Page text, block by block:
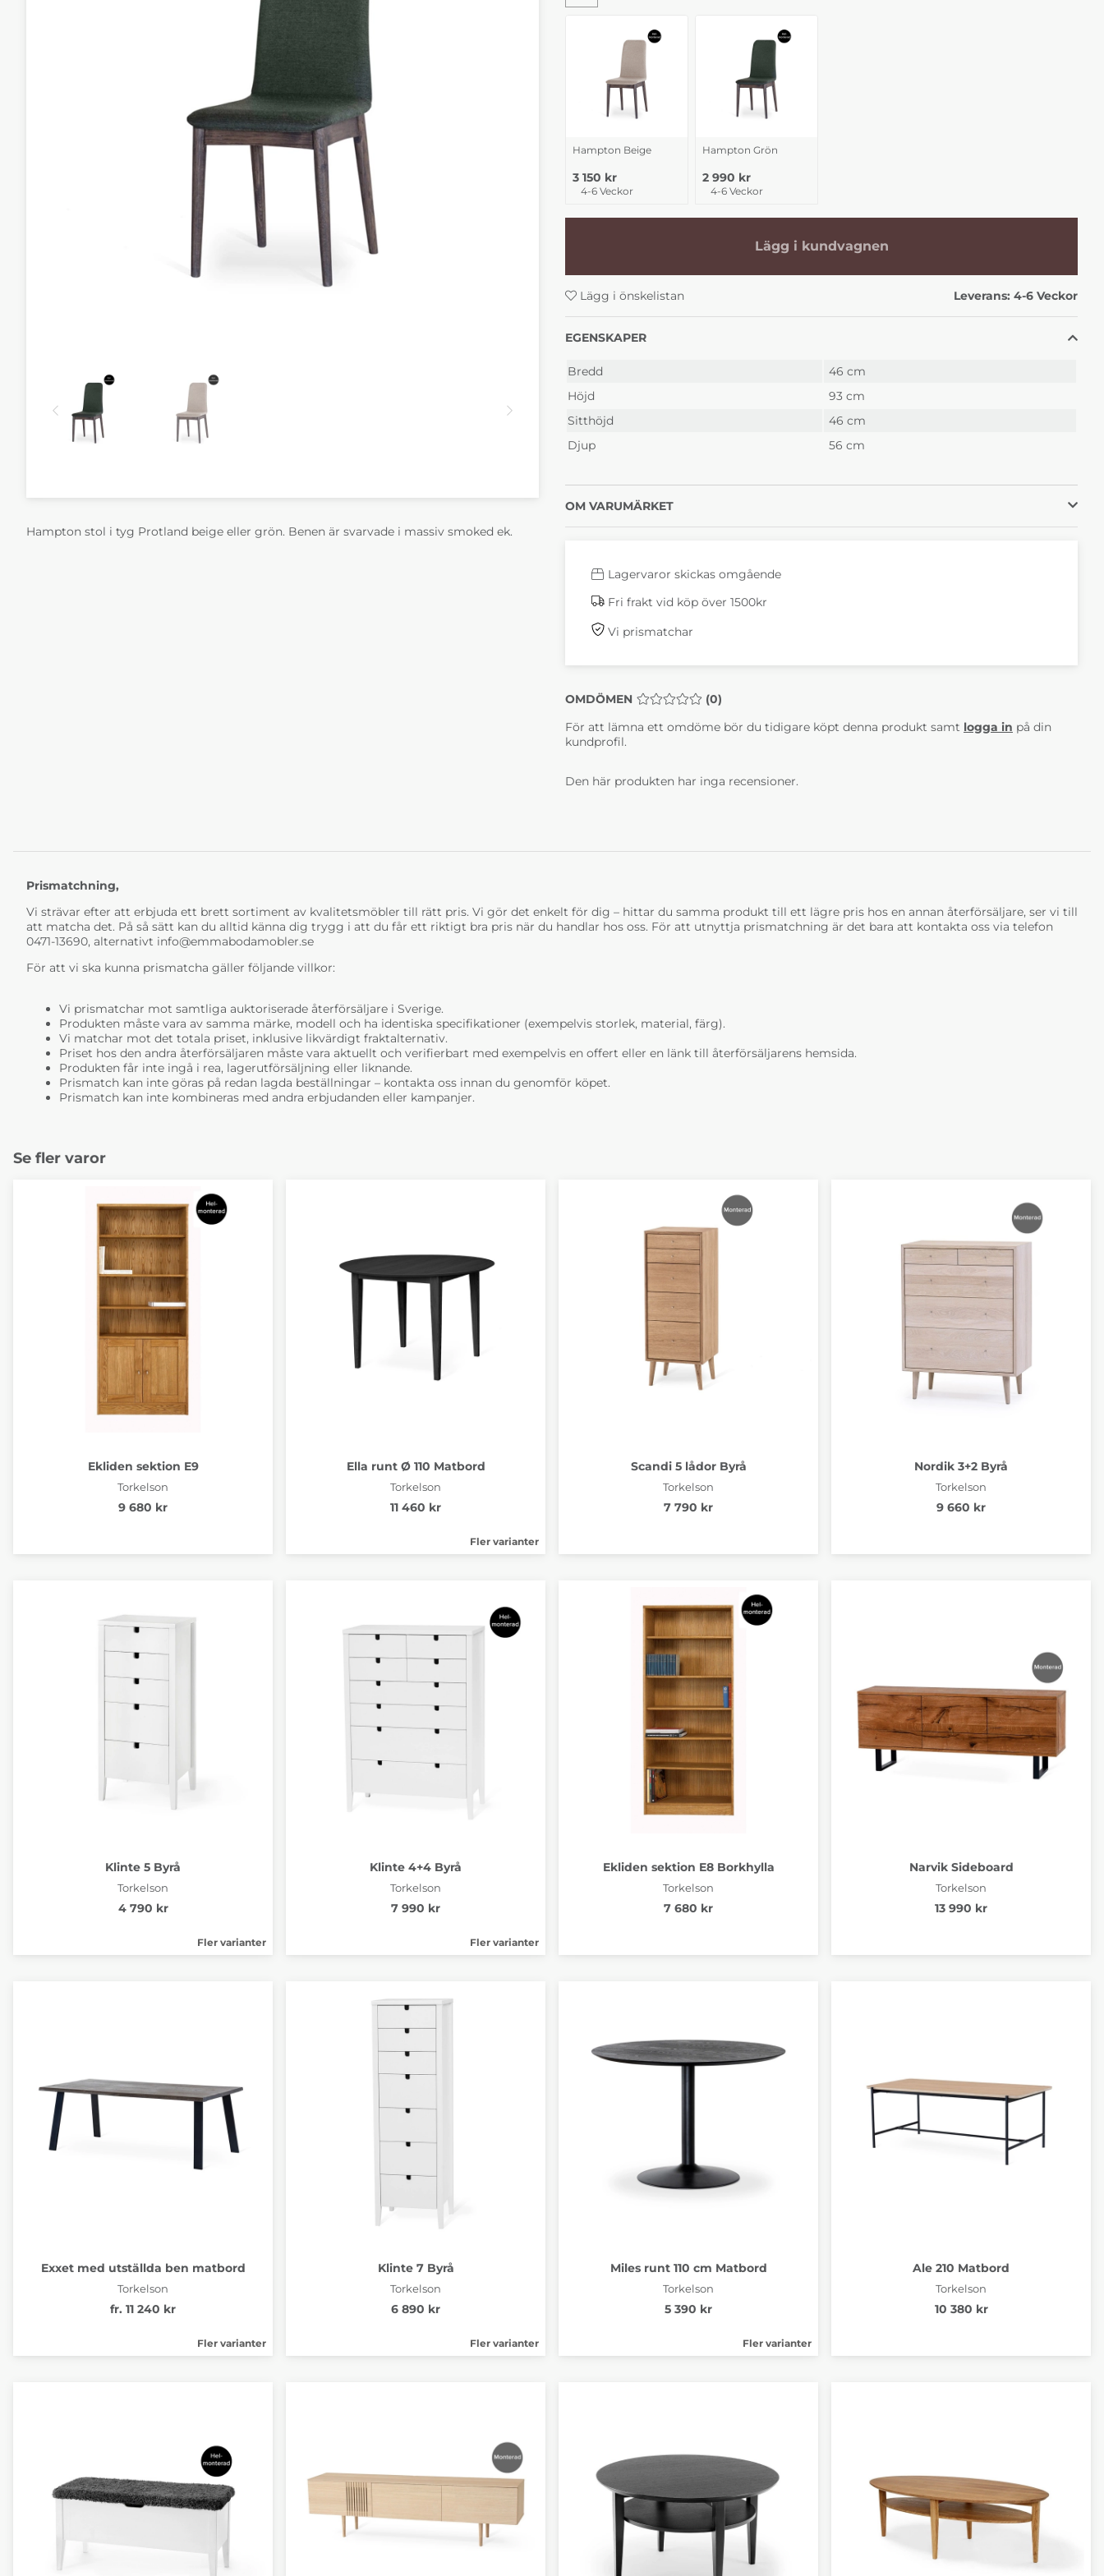
Hampton stol i tyg Protland beige eller grön. Benen är svarvade i massiv smoked ek.
Hampton Beige
3 150 kr
4-6 Veckor
Hampton Grön
2 990 kr
4-6 Veckor
Lägg i kundvagnen
Lägg i önskelistan Leverans: 4-6 Veckor
EGENSKAPER
Bredd
46 cm
Höjd
93 cm
Sitthöjd
46 cm
Djup
56 cm
OM VARUMÄRKET
Lagervaror skickas omgående
Fri frakt vid köp över 1500kr
Vi prismatchar
OMDÖMEN MEDELBETYG 0 AV 5 ANTAL BETYG 0
(0)
För att lämna ett omdöme bör du tidigare köpt denna produkt samt logga in på din
kundprofil.
Den här produkten har inga recensioner.
Prismatchning,
Vi strävar efter att erbjuda ett brett sortiment av kvalitetsmöbler till rätt pris. Vi gör det enkelt för dig – hittar du samma produkt till ett lägre pris hos en annan återförsäljare, ser vi till
att matcha det. På så sätt kan du alltid känna dig trygg i att du får ett riktigt bra pris när du handlar hos oss. För att utnyttja prismatchning är det bara att kontakta oss via telefon
0471-13690, alternativt info@emmabodamobler.se
För att vi ska kunna prismatcha gäller följande villkor:
Vi prismatchar mot samtliga auktoriserade återförsäljare i Sverige.
Produkten måste vara av samma märke, modell och ha identiska specifikationer (exempelvis storlek, material, färg).
Vi matchar mot det totala priset, inklusive likvärdigt fraktalternativ.
Priset hos den andra återförsäljaren måste vara aktuellt och verifierbart med exempelvis en offert eller en länk till återförsäljarens hemsida.
Produkten får inte ingå i rea, lagerutförsäljning eller liknande.
Prismatch kan inte göras på redan lagda beställningar – kontakta oss innan du genomför köpet.
Prismatch kan inte kombineras med andra erbjudanden eller kampanjer.
Se fler varor
Ekliden sektion E9
Torkelson
9 680 kr
Ella runt Ø 110 Matbord
Torkelson
11 460 kr
Fler varianter
Scandi 5 lådor Byrå
Torkelson
7 790 kr
Nordik 3+2 Byrå
Torkelson
9 660 kr
Klinte 5 Byrå
Torkelson
4 790 kr
Fler varianter
Klinte 4+4 Byrå
Torkelson
7 990 kr
Fler varianter
Ekliden sektion E8 Borkhylla
Torkelson
7 680 kr
Narvik Sideboard
Torkelson
13 990 kr
Exxet med utställda ben matbord
Torkelson
fr. 11 240 kr
Fler varianter
Klinte 7 Byrå
Torkelson
6 890 kr
Fler varianter
Miles runt 110 cm Matbord
Torkelson
5 390 kr
Fler varianter
Ale 210 Matbord
Torkelson
10 380 kr